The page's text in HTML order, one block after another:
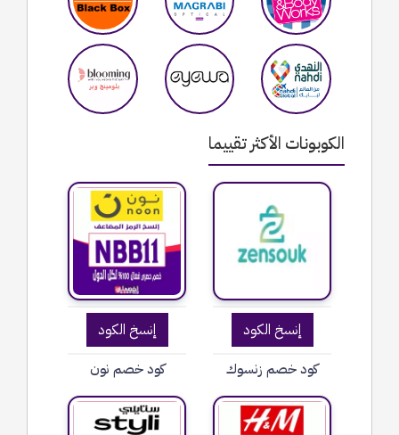
الكوبونات الأكثر تقييما
إنسخ الكود
كود خصم زنسوك
إنسخ الكود
كود خصم نون